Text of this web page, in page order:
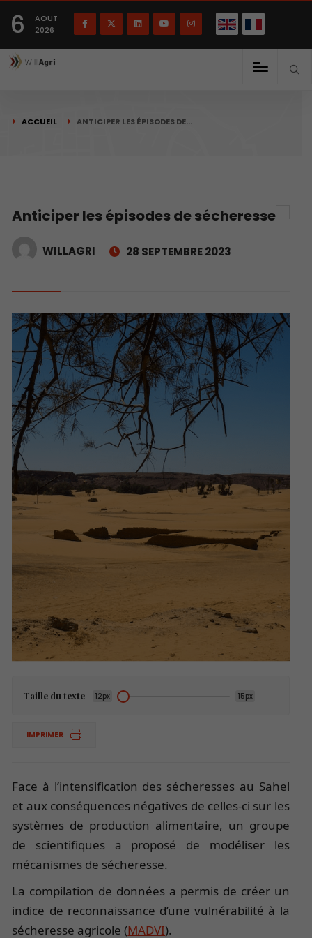
6
AOUT
2026
ACCUEIL ANTICIPER LES ÉPISODES DE…
Anticiper les épisodes de sécheresse
WILLAGRI 28 SEPTEMBRE 2023
Taille du texte 12px 15px
IMPRIMER
Face à l’intensification des sécheresses au Sahel
et aux conséquences négatives de celles-ci sur les
systèmes de production alimentaire, un groupe
de scientifiques a proposé de modéliser les
mécanismes de sécheresse.
La compilation de données a permis de créer un
indice de reconnaissance d’une vulnérabilité à la
sécheresse agricole (MADVI).
Français English(English)